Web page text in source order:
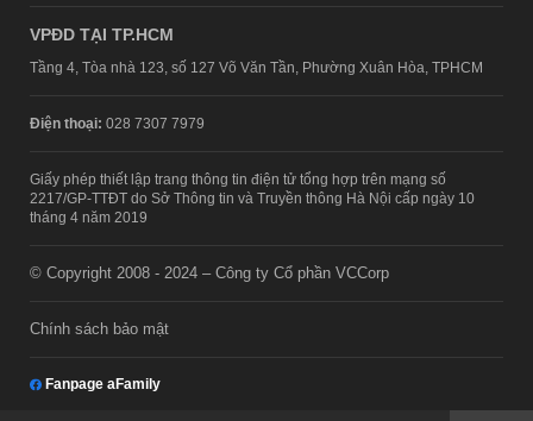
VPĐD TẠI TP.HCM
Tầng 4, Tòa nhà 123, số 127 Võ Văn Tần, Phường Xuân Hòa, TPHCM
Điện thoại: 028 7307 7979
Giấy phép thiết lập trang thông tin điện tử tổng hợp trên mạng số
2217/GP-TTĐT do Sở Thông tin và Truyền thông Hà Nội cấp ngày 10
tháng 4 năm 2019
© Copyright 2008 - 2024 – Công ty Cổ phần VCCorp
Chính sách bảo mật
Fanpage aFamily